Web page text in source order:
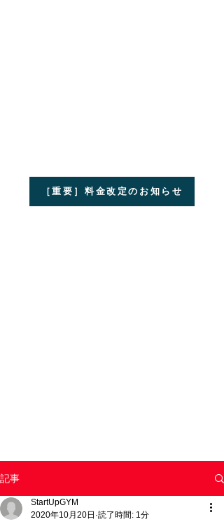
［重要］料金改定のお知らせ
記事
StartUpGYM
2020年10月20日 読了時間: 1分